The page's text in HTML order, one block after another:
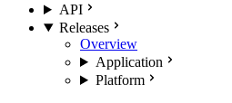
API
Releases
Overview
Application
Platform